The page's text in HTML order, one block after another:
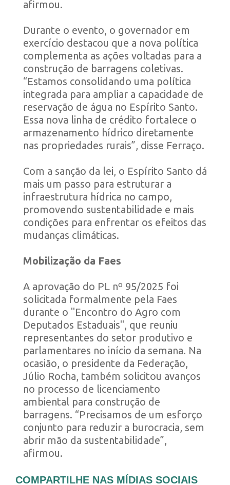
afirmou.
Durante o evento, o governador em
exercício destacou que a nova política
complementa as ações voltadas para a
construção de barragens coletivas.
“Estamos consolidando uma política
integrada para ampliar a capacidade de
reservação de água no Espírito Santo.
Essa nova linha de crédito fortalece o
armazenamento hídrico diretamente
nas propriedades rurais”, disse Ferraço.
Com a sanção da lei, o Espírito Santo dá
mais um passo para estruturar a
infraestrutura hídrica no campo,
promovendo sustentabilidade e mais
condições para enfrentar os efeitos das
mudanças climáticas.
Mobilização da Faes
A aprovação do PL nº 95/2025 foi
solicitada formalmente pela Faes
durante o "Encontro do Agro com
Deputados Estaduais", que reuniu
representantes do setor produtivo e
parlamentares no início da semana. Na
ocasião, o presidente da Federação,
Júlio Rocha, também solicitou avanços
no processo de licenciamento
ambiental para construção de
barragens. “Precisamos de um esforço
conjunto para reduzir a burocracia, sem
abrir mão da sustentabilidade”,
afirmou.
COMPARTILHE NAS MÍDIAS SOCIAIS